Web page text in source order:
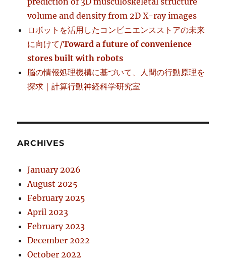
volume and density from 2D X-ray images
ロボットを活用したコンビニエンスストアの未来
に向けて/Toward a future of convenience
stores built with robots
脳の情報処理機構に基づいて、人間の行動原理を
探求｜計算行動神経科学研究室
ARCHIVES
January 2026
August 2025
February 2025
April 2023
February 2023
December 2022
October 2022